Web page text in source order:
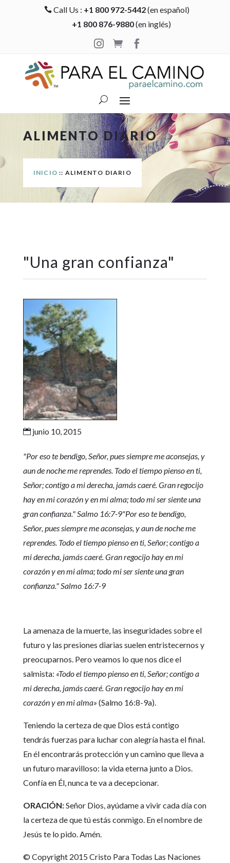
 Call Us : +1 800 972-5442(en español)
+1 800 876-9880(en inglés)

 
ALIMENTO DIARIO
INICIO :: ALIMENTO DIARIO
"Una gran confianza"
junio 10, 2015
"Por eso te bendigo, Señor, pues siempre me aconsejas, y
aun de noche me reprendes. Todo el tiempo pienso en ti,
Señor; contigo a mi derecha, jamás caeré. Gran regocijo
hay en mi corazón y en mi alma; todo mi ser siente una
gran confianza." Salmo 16:7-9"Por eso te bendigo,
Señor, pues siempre me aconsejas, y aun de noche me
reprendes. Todo el tiempo pienso en ti, Señor; contigo a
mi derecha, jamás caeré. Gran regocijo hay en mi
corazón y en mi alma; todo mi ser siente una gran
confianza." Salmo 16:7-9
La amenaza de la muerte, las inseguridades sobre el
futuro y las presiones diarias suelen entristecernos y
preocuparnos. Pero veamos lo que nos dice el
salmista: «Todo el tiempo pienso en ti, Señor; contigo a
mi derecha, jamás caeré. Gran regocijo hay en mi
corazón y en mi alma» (Salmo 16:8-9a).
Teniendo la certeza de que Dios está contigo
tendrás fuerzas para luchar con alegría hasta el final.
En él encontrarás protección y un camino que lleva a
un futuro maravilloso: la vida eterna junto a Dios.
Confía en Él, nunca te va a decepcionar.
ORACIÓN:Señor Dios, ayúdame a vivir cada día con
la certeza de que tú estás conmigo. En el nombre de
Jesús te lo pido. Amén.
© Copyright 2015 Cristo Para Todas Las Naciones